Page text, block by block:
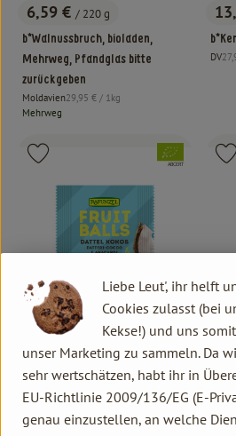
, Preis:
6,59 € / 220 g
b*Walnussbruch, bioladen,
Mehrweg, Pfandglas bitte
zurückgeben
, Herkunft:
Moldavien, Referenzpreis:
29,95 € / 1kg
Mehrweg
,
,DV,
2,99 €/ 49 g
Produkt
, Verband:
, Kontrollstelle:
ABCERT
Produkt zu Favouriten hinzufügen
Liebe Leut', ihr helft
Cookies zulasst (bei
Kekse!) und uns
unser Marketing zu sammeln. Da
sehr wertschätzen, habt ihr in
EU-Richtlinie 2009/136/EG (E-
genau einzustellen, an welche